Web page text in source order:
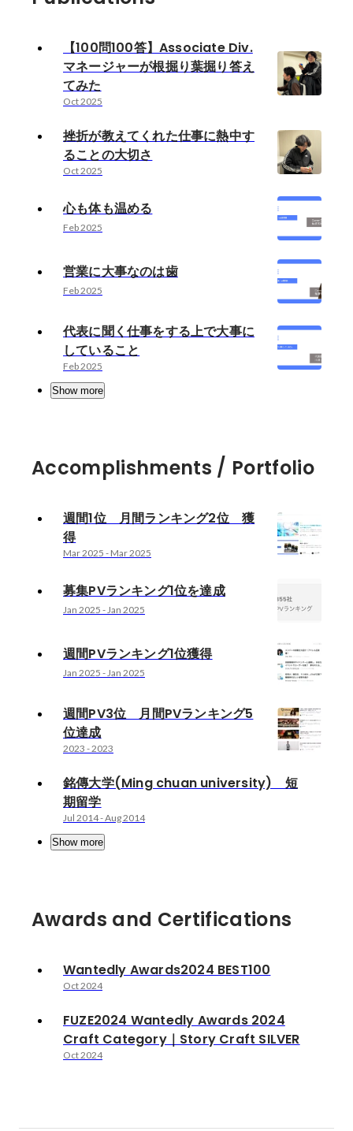
【100問100答】Associate Div.
マネージャーが根掘り葉掘り答え
てみた
Oct 2025
挫折が教えてくれた仕事に熱中す
ることの大切さ
Oct 2025
心も体も温める
Feb 2025
営業に大事なのは歯
Feb 2025
代表に聞く仕事をする上で大事に
していること
Feb 2025
Show more
Accomplishments / Portfolio
週間1位 月間ランキング2位 獲
得
Mar 2025 - Mar 2025
募集PVランキング1位を達成
Jan 2025 -Jan 2025
週間PVランキング1位獲得
Jan 2025 -Jan 2025
週間PV3位 月間PVランキング5
位達成
2023 -2023
銘傳大学(Ming chuan university) 短
期留学
Jul 2014-Aug 2014
Show more
Awards and Certifications
Wantedly Awards2024 BEST100
Oct 2024
FUZE2024 Wantedly Awards 2024
Craft Category｜Story Craft SILVER
Oct 2024